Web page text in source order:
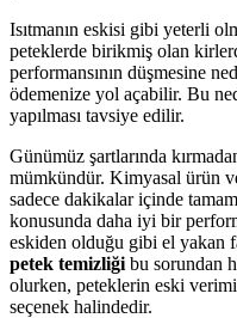
Isıtmanın eskisi gibi yeterli
peteklerde birikmiş olan
performansının düşmesine
ödemenize yol açabilir. Bu
yapılması tavsiye edilir.
Günümüz şartlarında
mümkündür. Kimyasal ürün
sadece dakikalar içinde
konusunda daha iyi bir
eskiden olduğu gibi el yakan
petek temizliği bu sorundan
olurken, peteklerin eski
seçenek halindedir.